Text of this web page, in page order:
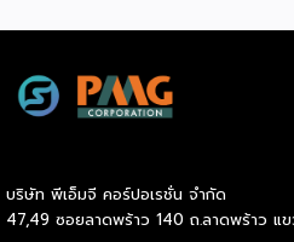
ความรู้โดยผู้ทรงคุณวุฒิคับคั่ง และกิ
และต่างประเทศ งานจัดต่อเนื่องร
ธุรกิจการค้า กระทรวงพาณิชย์ กล่า
Thailand & Thailand E-
บริษัท พีเอ็มจี คอร์ปอเรชั่น จำกัด
47,49 ซอยลาดพร้าว 140 ถ.ลาดพร้าว แ